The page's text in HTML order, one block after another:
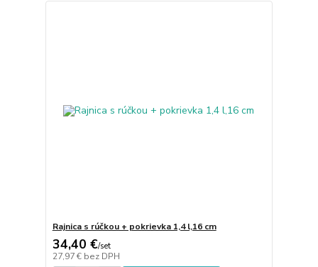
Rajnica s rúčkou + pokrievka 1,4 l,16 cm
34,40 €/set
27,97 € bez DPH